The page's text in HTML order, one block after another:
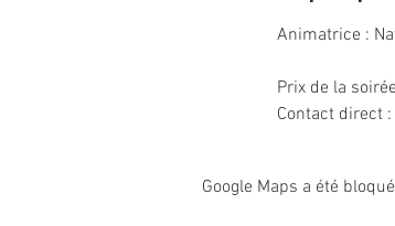
Google Maps a été